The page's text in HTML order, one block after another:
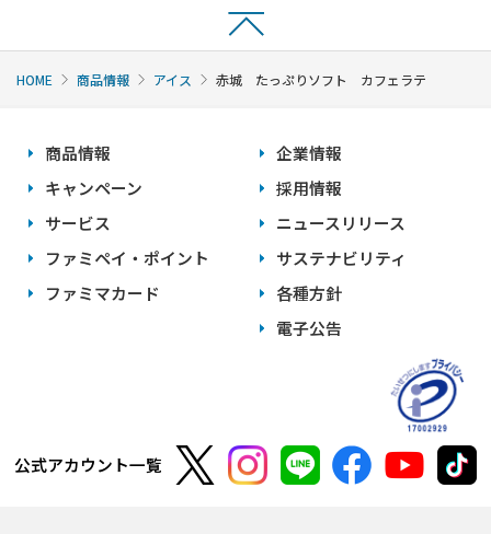
HOME 商品情報 アイス 赤城 たっぷりソフト カフェラテ
商品情報
キャンペーン
サービス
ファミペイ・ポイント
ファミマカード
企業情報
採用情報
ニュースリリース
サステナビリティ
各種方針
電子公告
公式アカウント一覧